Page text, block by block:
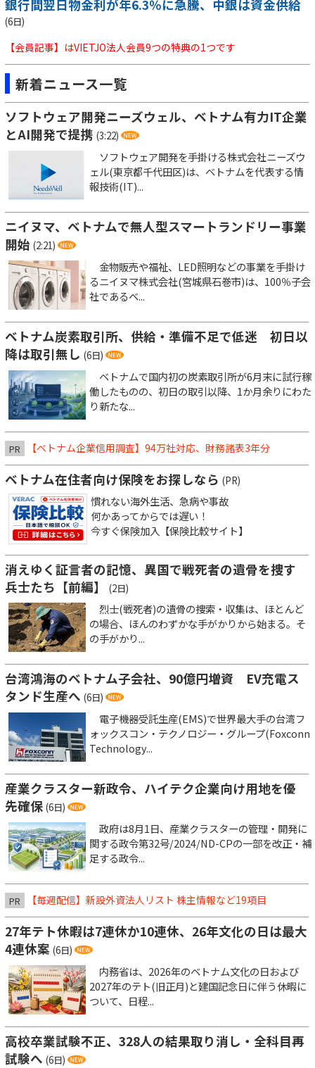
銀行間翌日物金利が年6.3％に急騰、中銀は資金供給
(6日)
【会員記事】はVIETJO法人会員9つの特典の1つです
新着ニュース一覧
ソフトウェア開発ニーズウェル、ベトナム有力IT企業
とAI開発で提携 (3:22)
ソフトウェア開発を手掛ける株式会社ニーズウ
ェル(東京都千代田区)は、ベトナムを代表する情
報技術(IT)...
ニイヌマ、ベトナムで無人型スマートランドリー事業
開始 (2:21)
金物販売や福祉、LED照明などの事業を手掛け
るニイヌマ株式会社(宮城県石巻市)は、100％子会
社であるベ...
ベトナム炭素取引所、供給・準備不足で低迷 初日以
降は取引無し (6日)
ベトナムで国内初の炭素取引所が6月末に試行稼
働したものの、初日の取引以降、1か月余りにわた
り新たな...
PR 【ベトナム企業信用調査】94万社対応、財務諸表3年分
ベトナム在住者向け保険をお探しなら (PR)
慣れない海外生活、急病や事故
何かあってからでは遅い！
今すぐ保険加入【保険比較サイト】
消えゆく証言者の記憶、異国で戦死者の遺骨を捜す
兵士たち【前編】
(2日)
烈士(戦死者)の遺骨の捜索・収集は、ほとんど
の場合、ほんのわずかな手がかりから始まる。そ
の手がかり...
台湾鴻海のベトナム子会社、90億円増資 EV充電ス
タンド生産へ (6日)
電子機器受託生産(EMS)で世界最大手の台湾フ
ォックスコン・テクノロジー・グループ(Foxconn
Technology...
産業クラスター新政令、ハイテク企業向け用地を優
先確保 (6日)
政府は8月1日、産業クラスターの管理・開発に
関する政令第32号/2024/ND-CPの一部を改正・補
足する政令...
PR 【毎週配信】新設外資法人リスト 株主情報など19項目
27年テト休暇は7連休か10連休、26年文化の日は最大
4連休案 (6日)
内務省は、2026年のベトナム文化の日および
2027年のテト(旧正月)と建国記念日に伴う休暇に
ついて、日程...
高校卒業試験不正、328人の結果取り消し・全科目再
試験へ (6日)